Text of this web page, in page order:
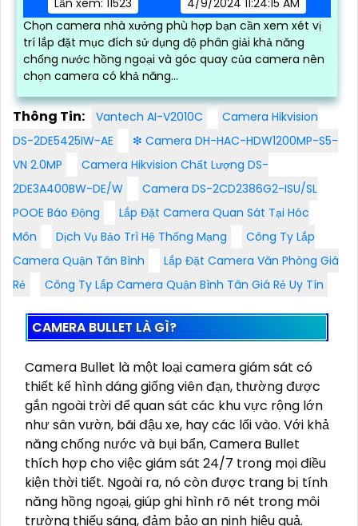
CÁCH CHỌN CAMERA NHÀ XƯỞNG PHÙ HỢP
Lần xem: 11523
4/9/2024 11:24:15 AM
Chọn camera nhà xưởng phù hợp bạn cần xem xét vị
trí lắp đặt mục đích sử dụng độ phân giải khả năng
chống nước hồng ngoại và góc quay của camera nên
chọn camera có khả năng...
Thông Tin: Vantech AI-V2010C
VN 2.0MP
Camera Hikvision Chất Lượng DS-
2DE3A400BW-DE/W
Camera DS-2CD2386G2-ISU/SL
POOE Báo Động
Lắp Đặt Camera Quan Sát Tại Hóc
Môn
Dịch Vụ Bảo Trì Hệ Thống Mạng
Công Ty Lắp
Camera Quận Tân Bình
Lắp Đặt Camera Văn Phòng Giá
Công Ty Lắp Camera Quận Bình Tân Giá Rẻ Uy Tín